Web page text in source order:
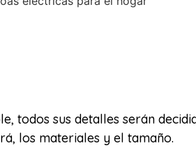
todos sus detalles serán
los materiales y el tamaño.